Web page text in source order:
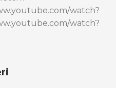
watch?
watch?